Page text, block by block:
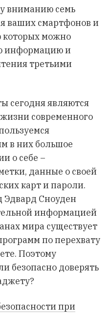
вниманию семь
ваших смартфонов и
можно
информацию и
третьими
сегодня являются
современного
в них большое
о себе –
данные о своей
карт и пароли.
Эдвард Сноуден
информацией
мира существует
по перехвату
Поэтому
безопасно доверять
при